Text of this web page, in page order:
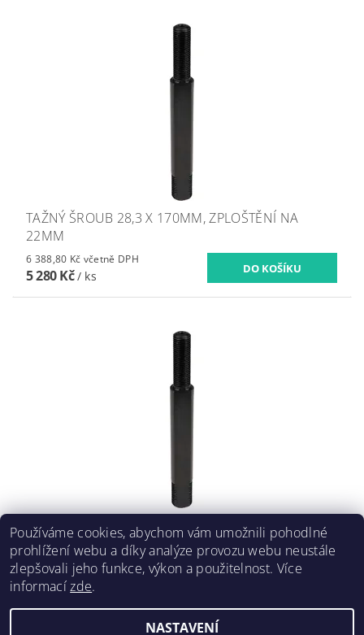
TAŽNÝ ŠROUB 28,3 X 170MM, ZPLOŠTĚNÍ NA
22MM
6 388,80 Kč včetně DPH
5 280 Kč/ ks
TAŽNÝ ŠROUB 9,5 X 83MM, ZPLOŠTĚNÍ NA 7MM
2 156,22 Kč včetně DPH
1 782 Kč/ ks
Používáme cookies, abychom vám umožnili pohodlné
prohlížení webu a díky analýze provozu webu neustále
zlepšovali jeho funkce, výkon a použitelnost. Více
informacízde.
NASTAVENÍ